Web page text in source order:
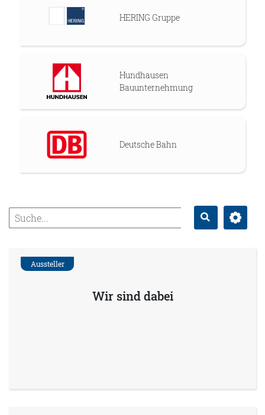
HERING Gruppe
Hundhausen
Bauunternehmung
Deutsche Bahn
Suche
Aussteller
Wir sind dabei